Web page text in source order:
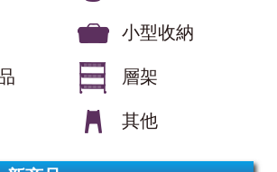
小型收納
層架
其他